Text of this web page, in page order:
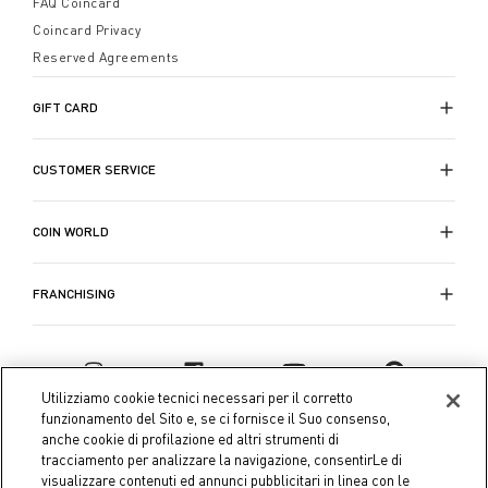
usate anche come centrotavola. Un
ceramica bianca
esprime con semplicità tutta la cura
e l'amore del portare in tavola gusto e stile, mentre la
robusta ceramica e l'utilizzo di smalti speciali, che
Coincard Privacy
Reserved Agreements
GIFT CARD
CUSTOMER SERVICE
COIN WORLD
FRANCHISING
Utilizziamo cookie tecnici necessari per il corretto
funzionamento del Sito e, se ci fornisce il Suo consenso,
anche cookie di profilazione ed altri strumenti di
tracciamento per analizzare la navigazione, consentirLe di
visualizzare contenuti ed annunci pubblicitari in linea con le